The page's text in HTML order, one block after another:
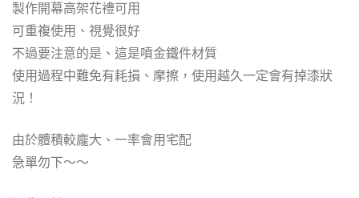
製作開幕高架花禮可用
可重複使用、視覺很好
不過要注意的是、這是噴金鐵件材質
使用過程中難免有耗損、摩擦，使用越久一定會有掉漆狀
況！
由於體積較龐大、一率會用宅配
急單勿下～～